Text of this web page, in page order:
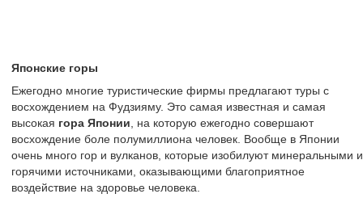
Японские горы
Ежегодно многие туристические фирмы предлагают туры с
восхождением на Фудзияму. Это самая известная и самая
высокая гора Японии , на которую ежегодно совершают
восхождение боле полумиллиона человек. Вообще в Японии
очень много гор и вулканов, которые изобилуют минеральными и
горячими источниками, оказывающими благоприятное
воздействие на здоровье человека.